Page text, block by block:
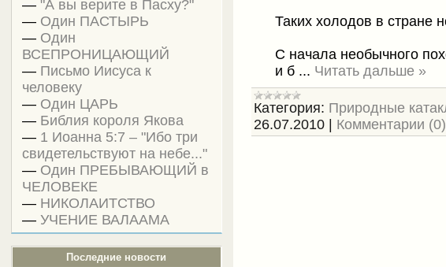
—"А вы верите в Пасху?"
— Один ПАСТЫРЬ
— Один
ВСЕПРОНИЦАЮЩИЙ
— Письмо Иисуса к
человеку
— Один ЦАРЬ
— Библия короля Якова
— 1 Иоанна 5:7 – "Ибо три
свидетельствуют на небе..."
— Один ПРЕБЫВАЮЩИЙ в
ЧЕЛОВЕКЕ
— НИКОЛАИТСТВО
—УЧЕНИЕ ВАЛААМА
Последние новости
Таких холодов в стране
С начала необычного
и б ... Читать дальше »
Категория: Природные
26.07.2010
Комментарии (0)